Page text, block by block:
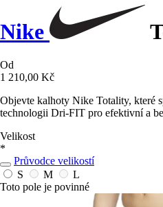
Nike
Od
1 210,00 Kč
Objevte kalhoty Nike Totality, které
technologii Dri-FIT pro efektivní a
Velikost
*
Průvodce velikostí
S
M
L
Toto pole je povinné